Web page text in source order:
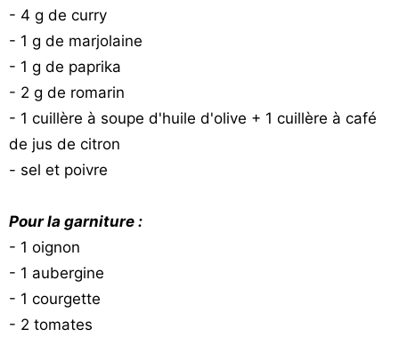
- 4 g de curry
- 1 g de marjolaine
- 1 g de paprika
- 2 g de romarin
- 1 cuillère à soupe d'huile d'olive + 1 cuillère à café
de jus de citron
- sel et poivre
Pour la garniture :
- 1 oignon
- 1 aubergine
- 1 courgette
- 2 tomates